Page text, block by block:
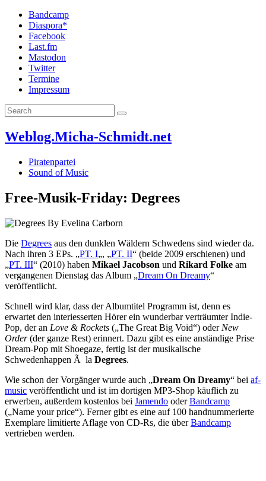
Bandcamp
Diaspora*
Facebook
Last.fm
Mastodon
Twitter
Termine
Impressum
Weblog.Micha-Schmidt.net
Piratenpartei
Sound of Music
Free-Musik-Friday: Degrees
Die Degrees aus den dunklen Wäldern Schwedens sind wieder da.
Nach ihren 3 EPs. „PT. I„, „PT. II“ (beide 2009 erschienen) und
„PT. III“ (2010) haben Mikael Jacobson und Rikard Folke am
vergangenen Dienstag das Album „Dream On Dreamy“
veröffentlicht.
Schnell wird klar, dass der Albumtitel Programm ist, denn es
erwartet den interiesserten Hörer ein wunderbar verträumter Indie-
Pop, der an Love & Rockets („The Great Big Void“) oder New
Order(der ganze Rest) erinnert. Dazu gibt es eine anständige Prise
Dream-Pop mit Shoegaze, fertig ist der musikalische
Schwedenhappen Ã la Degrees.
Wie schon der Vorgänger wurde auch „Dream On Dreamy“ bei af-
music veröffentlicht und ist im dortigen MP3-Shop käuflich zu
erwerben, außerdem kostenlos bei Jamendo oderBandcamp
(„Name your price“). Ferner gibt es eine auf 100 handnummerierte
Exemplare limitierte Aflage von CD-Rs, die überBandcamp
vertrieben werden.